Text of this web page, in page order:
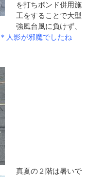
を打ちボンド併用施
工をすることで大型
強風台風に負けず、
＊人影が邪魔でしたね
真夏の２階は暑いで